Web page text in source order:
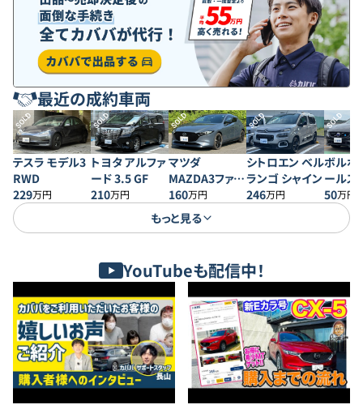
最近の成約車両
SOLD
テスラ モデル3
RWD
229万円
SOLD
トヨタ アルファ
ード 3.5 GF
210万円
SOLD
マツダ
MAZDA3ファス
トバック 20S プ
ロアクティブ
160万円
SOLD
シトロエン ベル
ランゴ シャイン
246万円
SOLD
ボルボ
ールス
50万円
もっと見る
YouTubeも配信中！